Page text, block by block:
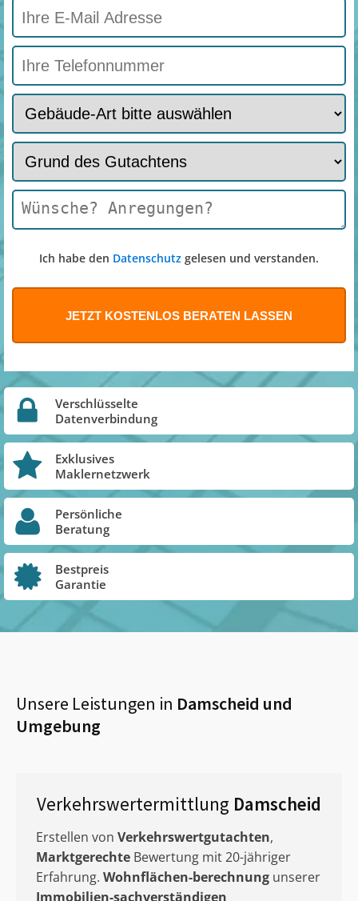
Ich habe den Datenschutz gelesen und verstanden.
Verschlüsselte
Datenverbindung
Exklusives
Maklernetzwerk
Persönliche
Beratung
Bestpreis
Garantie
Unsere Leistungen in Damscheid und
Umgebung
Verkehrswertermittlung Damscheid
Erstellen von Verkehrswertgutachten,
Marktgerechte Bewertung mit 20-jähriger
Erfahrung. Wohnflächen-berechnung unserer
Immobilien-sachverständigen